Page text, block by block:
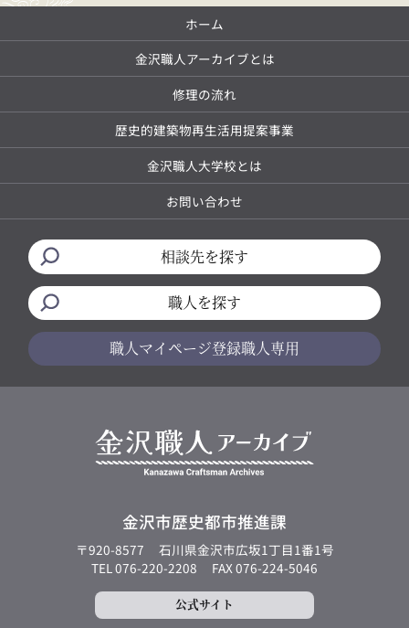
ホーム
金沢職人アーカイブとは
修理の流れ
歴史的建築物再生活用提案事業
金沢職人大学校とは
お問い合わせ
相談先を探す
職人を探す
職人マイページ登録職人専用
金沢市歴史都市推進課
〒920-8577
石川県金沢市広坂1丁目1番1号
TEL 076-220-2208
FAX 076-224-5046
公式サイト